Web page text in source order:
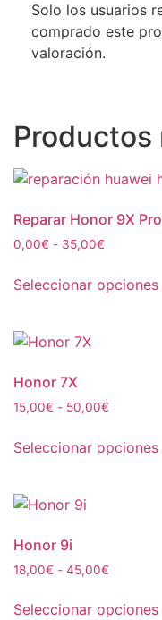
Solo los usuarios
comprado este
valoración.
Productos
Reparar Honor 9X Pro
0,00€ - 35,00€
Seleccionar opciones
Honor 7X
15,00€ - 50,00€
Seleccionar opciones
Honor 9i
18,00€ - 45,00€
Seleccionar opciones